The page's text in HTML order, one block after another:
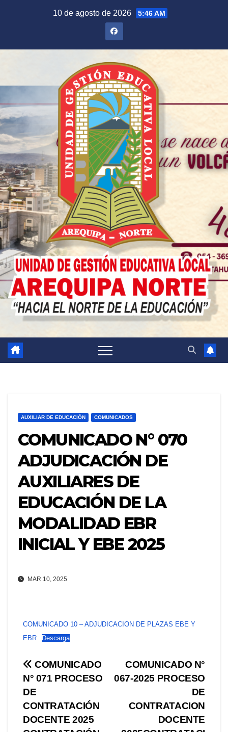
10 de agosto de 2026 5:46 AM
AUXILIAR DE EDUCACIÓN COMUNICADOS
COMUNICADO N° 070
ADJUDICACIÓN DE
AUXILIARES DE
EDUCACIÓN DE LA
MODALIDAD EBR
INICIAL Y EBE 2025
MAR 10, 2025
COMUNICADO 10 – ADJUDICACION DE PLAZAS EBE Y
EBR
Descarga
Navegación
de
entradas
COMUNICADO N°
067-2025 PROCESO
DE
CONTRATACION
DOCENTE
COMUNICADO
N° 071 PROCESO
DE
CONTRATACIÓN
DOCENTE 2025